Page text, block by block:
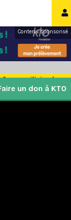
Contenu sponsorisé
auxiliaire de
un don à KTO